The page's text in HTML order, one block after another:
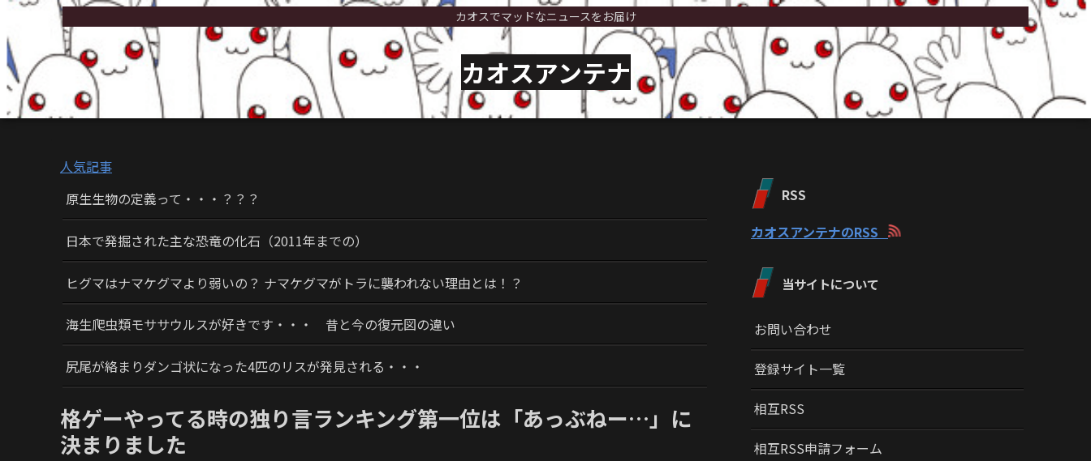
カオスでマッドなニュースをお届け
カオスアンテナ
人気記事
原生生物の定義って・・・？？？
日本で発掘された主な恐竜の化石（2011年までの）
ヒグマはナマケグマより弱いの？ ナマケグマがトラに襲われない理由とは！？
海生爬虫類モササウルスが好きです・・・ 昔と今の復元図の違い
尻尾が絡まりダンゴ状になった4匹のリスが発見される・・・
格ゲーやってる時の独り言ランキング第一位は「あっぶねー…」に
決まりました
RSS
カオスアンテナのRSS
当サイトについて
お問い合わせ
登録サイト一覧
相互RSS
相互RSS申請フォーム